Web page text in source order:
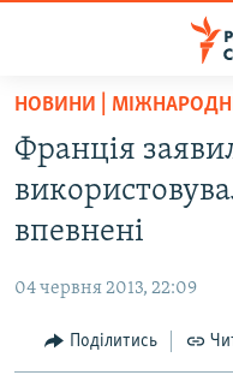
Перейти
основного
матеріалу
до
основної
навігації
Перейти
до
ВСЕ ЗА ДОБУ
СТАТТІ
ЕКОНОМІКА
СУСПІЛЬСТВО
РОСІЙСЬКА
ДОНБАС.РЕАЛІЇ
НОВИНИ |
Франція
впевнені
04 червня 2013, 22:09
Поділитись